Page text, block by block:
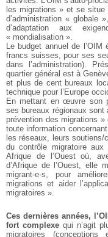
les migrations » et se
d’administration « globale
d’adaptation aux
« mondialisation ».
Le budget annuel de
francs suisses, pour ses
dans l’administration).
quartier général est à
et plus de cent bureaux
technique pour l’Europe
En mettant en œuvre son
ses bureaux régionaux sont
prévention des migrations
toute information
les réseaux, leurs soutiens/
du contrôle migratoire
Afrique de l’Ouest où,
d’Afrique de l’Ouest, elle
migrant-e-s, pour
migrations et aider
migratoires ».
Ces dernières années,
fort complexe qui n’agit
migratoires